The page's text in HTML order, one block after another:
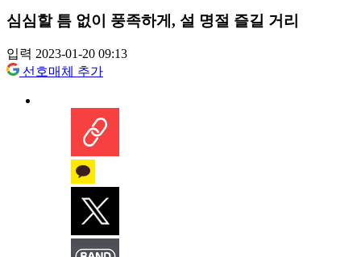
심심할 틈 없이 풍족하게, 설 명절 즐길 거리
입력 2023-01-20 09:13
선호매체 추가